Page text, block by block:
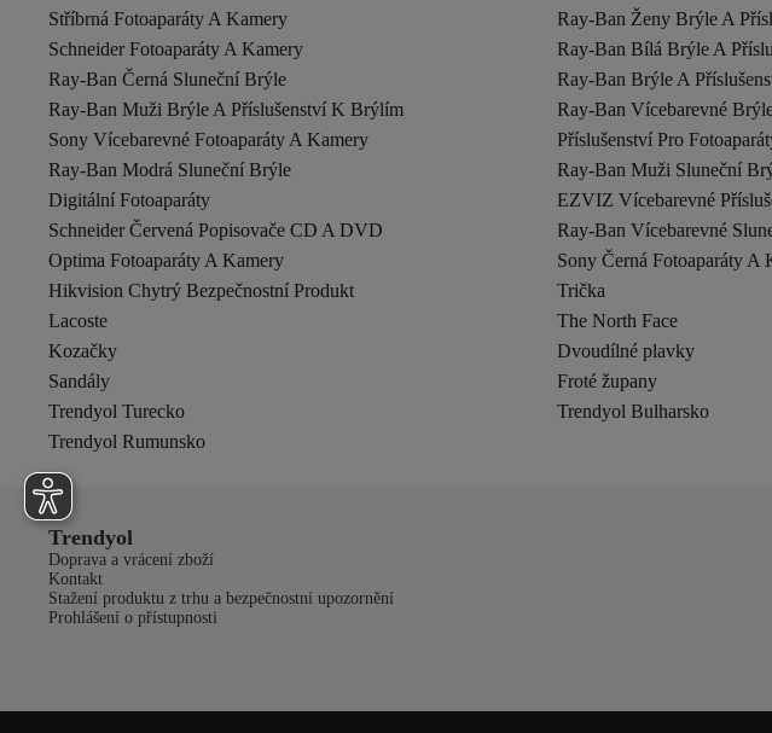
Stříbrná Fotoaparáty A Kamery
Ray-Ban Ženy Brýle A
Schneider Fotoaparáty A Kamery
Ray-Ban Bílá Brýle A
Ray-Ban Černá Sluneční Brýle
Ray-Ban Brýle A
Ray-Ban Muži Brýle A Příslušenství K Brýlím
Ray-Ban Vícebarevné
Sony Vícebarevné Fotoaparáty A Kamery
Příslušenství Pro
Ray-Ban Modrá Sluneční Brýle
Ray-Ban Muži Sluneční
Digitální Fotoaparáty
EZVIZ Vícebarevné
Schneider Červená Popisovače CD A DVD
Ray-Ban Vícebarevné
Optima Fotoaparáty A Kamery
Sony Černá Fotoaparáty A
Hikvision Chytrý Bezpečnostní Produkt
Trička
Lacoste
The North Face
Kozačky
Dvoudílné plavky
Sandály
Froté župany
Trendyol Turecko
Trendyol Bulharsko
Trendyol Rumunsko
Trendyol
Doprava a vrácení zboží
Kontakt
Stažení produktu z trhu a bezpečnostní upozornění
Prohlášení o přístupnosti